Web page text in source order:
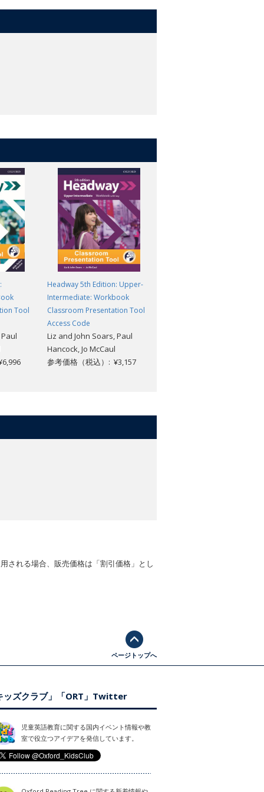
Tool
Headway 5th Edition: Upper-
Intermediate: Workbook
Classroom Presentation Tool
Access Code
Liz and John Soars, Paul
Hancock, Jo McCaul
参考価格（税込）: ¥3,157
される場合、販売価格は「割引価格」とし
ページトップへ
ッズクラブ」「ORT」Twitter
児童英語教育に関する国内イベント情報や教
室で役立つアイデアを発信しています。